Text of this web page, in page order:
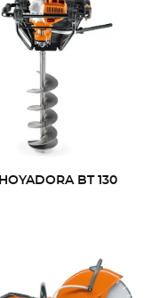
HOYADORA BT 130